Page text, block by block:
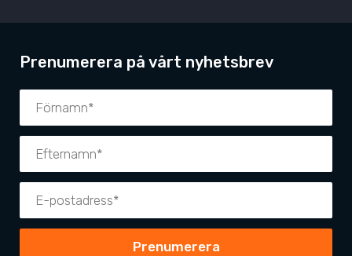
Prenumerera på vårt nyhetsbrev